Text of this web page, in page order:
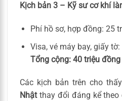
Kịch bản 3 – Kỹ sư cơ khí
Phí hồ sơ, hợp đồng: 25
Visa, vé máy bay, giấy
Tổng cộng: 40 triệu đồng
Các kịch bản trên cho
Nhậtthay đổi đáng kể theo